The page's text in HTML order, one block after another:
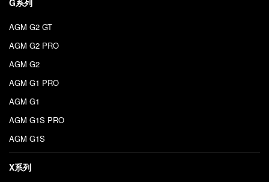
G系列
AGM G2 GT
AGM G2 PRO
AGM G2
AGM G1 PRO
AGM G1
AGM G1S PRO
AGM G1S
X系列